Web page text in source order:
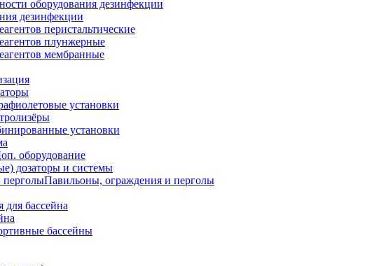
оборудования дезинфекции
дезинфекции
перистальтические
плунжерные
мембранные
установки
установки
оборудование
дозаторы и системы
Павильоны, ограждения и перголы
для бассейна
бассейны